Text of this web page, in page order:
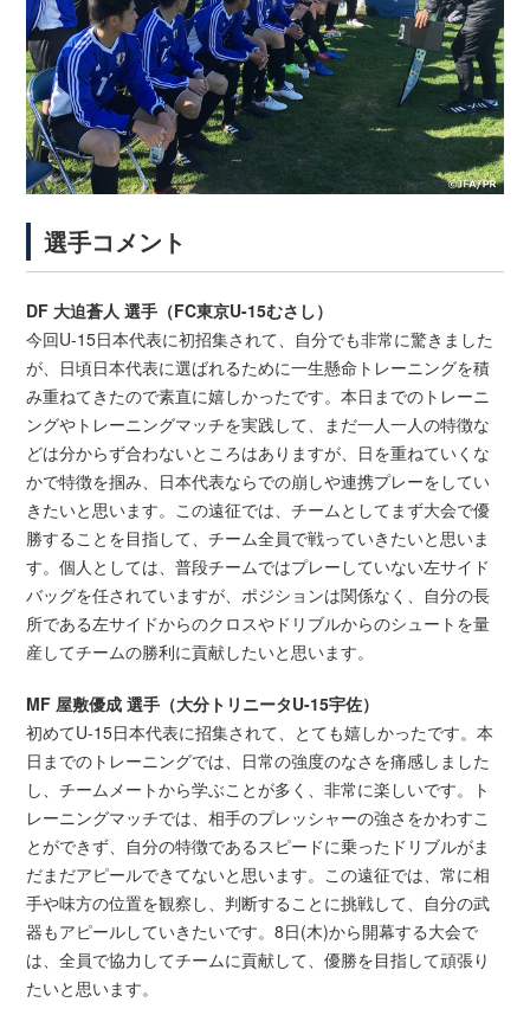
選手コメント
DF 大迫蒼人 選手（FC東京U-15むさし）
今回U‐15日本代表に初招集されて、自分でも非常に驚きました
が、日頃日本代表に選ばれるために一生懸命トレーニングを積
み重ねてきたので素直に嬉しかったです。本日までのトレーニ
ングやトレーニングマッチを実践して、まだ一人一人の特徴な
どは分からず合わないところはありますが、日を重ねていくな
かで特徴を掴み、日本代表ならでの崩しや連携プレーをしてい
きたいと思います。この遠征では、チームとしてまず大会で優
勝することを目指して、チーム全員で戦っていきたいと思いま
す。個人としては、普段チームではプレーしていない左サイド
バッグを任されていますが、ポジションは関係なく、自分の長
所である左サイドからのクロスやドリブルからのシュートを量
産してチームの勝利に貢献したいと思います。
MF 屋敷優成 選手（大分トリニータU-15宇佐）
初めてU-15日本代表に招集されて、とても嬉しかったです。本
日までのトレーニングでは、日常の強度のなさを痛感しました
し、チームメートから学ぶことが多く、非常に楽しいです。ト
レーニングマッチでは、相手のプレッシャーの強さをかわすこ
とができず、自分の特徴であるスピードに乗ったドリブルがま
だまだアピールできてないと思います。この遠征では、常に相
手や味方の位置を観察し、判断することに挑戦して、自分の武
器もアピールしていきたいです。8日(木)から開幕する大会で
は、全員で協力してチームに貢献して、優勝を目指して頑張り
たいと思います。